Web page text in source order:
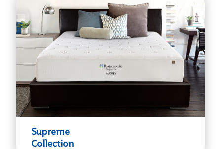
Supreme
Collection